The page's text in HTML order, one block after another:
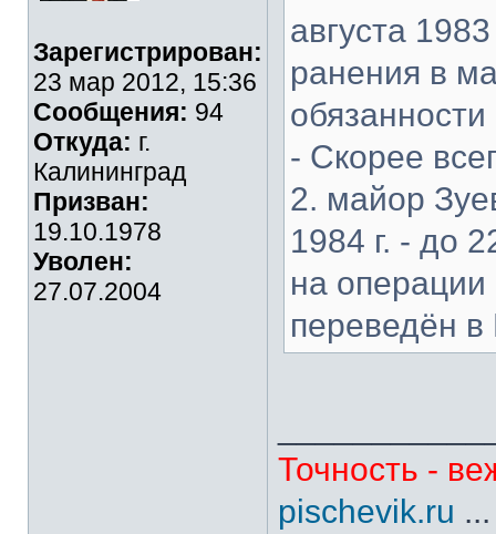
Зарегистрирован:
23 мар 2012, 15:36
Сообщения: 94
Откуда: г.
Калининград
Призван:
19.10.1978
Уволен:
27.07.2004
августа
ранения в
- Скорее
2. майор
1984 г. - до
на операции
переведён
Точность -
pischevik.ru